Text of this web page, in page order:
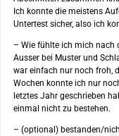
Ich konnte die meistens
Untertest sicher, also ich
– Wie fühlte ich mich nach
Ausser bei Muster und
war einfach nur noch froh,
Wochen konnte ich nur
letztes Jahr geschrieben
einmal nicht zu bestehen.
– (optional) bestanden/